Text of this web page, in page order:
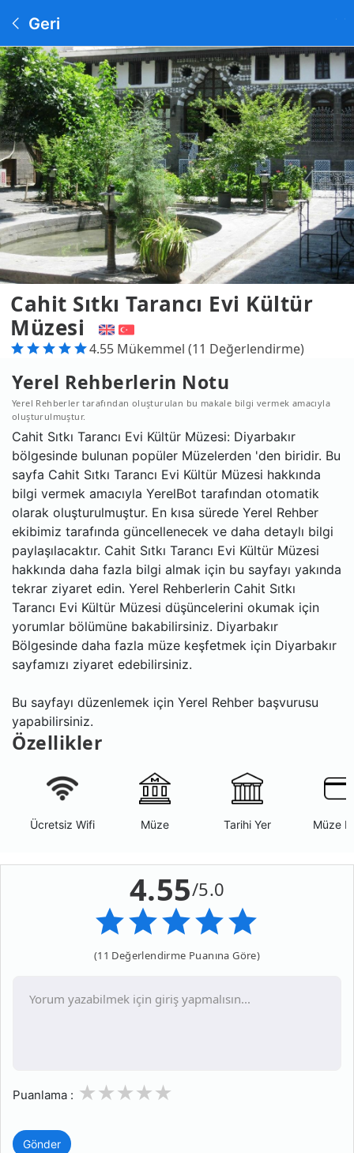
Geri
Cahit Sıtkı Tarancı Evi Kültür
Müzesi
4.55 Mükemmel (11 Değerlendirme)
Yerel Rehberlerin Notu
Yerel Rehberler tarafından oluşturulan bu makale bilgi vermek amacıyla
oluşturulmuştur.
Cahit Sıtkı Tarancı Evi Kültür Müzesi: Diyarbakır
bölgesinde bulunan popüler Müzelerden 'den biridir. Bu
sayfa Cahit Sıtkı Tarancı Evi Kültür Müzesi hakkında
bilgi vermek amacıyla YerelBot tarafından otomatik
olarak oluşturulmuştur. En kısa sürede Yerel Rehber
ekibimiz tarafında güncellenecek ve daha detaylı bilgi
paylaşılacaktır. Cahit Sıtkı Tarancı Evi Kültür Müzesi
hakkında daha fazla bilgi almak için bu sayfayı yakında
tekrar ziyaret edin. Yerel Rehberlerin Cahit Sıtkı
Tarancı Evi Kültür Müzesi düşüncelerini okumak için
yorumlar bölümüne bakabilirsiniz. Diyarbakır
Bölgesinde daha fazla müze keşfetmek için Diyarbakır
sayfamızı ziyaret edebilirsiniz.
Bu sayfayı düzenlemek için Yerel Rehber başvurusu
yapabilirsiniz.
Özellikler
Ücretsiz Wifi Müze Tarihi Yer Müze
4.55/5.0
(11 Değerlendirme Puanına Göre)
Puanlama : 3
2
1
Gönder